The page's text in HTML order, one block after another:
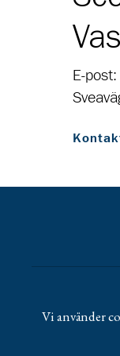
E-post:
Vi använder